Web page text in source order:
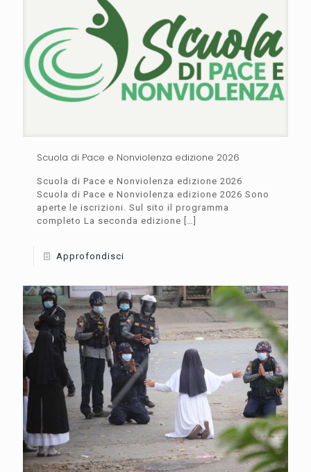
Scuola di Pace e Nonviolenza edizione 2026
Scuola di Pace e Nonviolenza edizione 2026
Scuola di Pace e Nonviolenza edizione 2026 Sono
aperte le iscrizioni. Sul sito il programma
completo La seconda edizione […]
Approfondisci